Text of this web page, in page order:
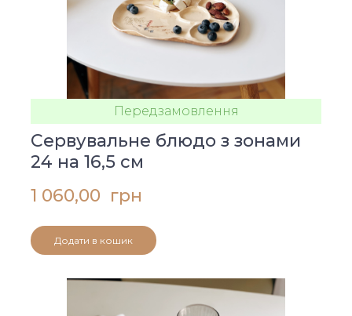
Передзамовлення
Сервувальне блюдо з зонами
24 на 16,5 см
1 060,00  грн
Додати в кошик